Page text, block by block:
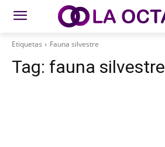
Etiquetas Fauna silvestre
Tag: fauna silvestre